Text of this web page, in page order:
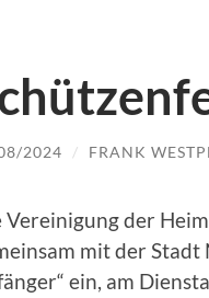
2024 / FRANK
Vereinigung der
mit der
ein, am